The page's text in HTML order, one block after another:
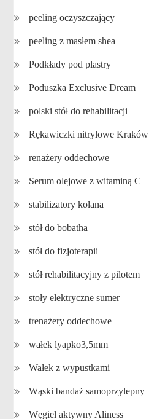
peeling oczyszczający
peeling z masłem shea
Podkłady pod plastry
Poduszka Exclusive Dream
polski stół do rehabilitacji
Rękawiczki nitrylowe Kraków
renażery oddechowe
Serum olejowe z witaminą C
stabilizatory kolana
stół do bobatha
stół do fizjoterapii
stół rehabilitacyjny z pilotem
stoły elektryczne sumer
trenażery oddechowe
wałek lyapko3,5mm
Wałek z wypustkami
Wąski bandaż samoprzylepny
Węgiel aktywny Aliness